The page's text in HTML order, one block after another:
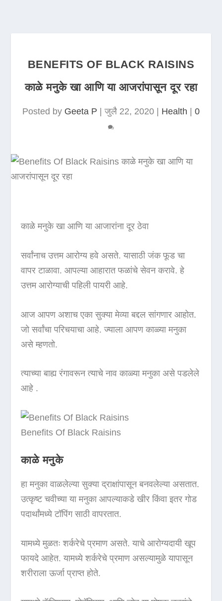
BENEFITS OF BLACK RAISINS
काळे मनुके खा आणि या आजरांपासून दूर रहा
Posted by Geeta P |जुलै 22, 2020 Health 0
काळे मनुके खा आणि या आजारांना दूर ठेवा
सर्वांनाच उत्तम आरोग्य हवे असते. यासाठी जंक फूड चा
वापर टाळावा. आपल्या आहारात फळांचे सेवन करावे. हे
उत्तम आरोग्याची पहिली पायरी आहे.
आज आपण अशाच एका सुक्या मेव्या बद्दल सांगणार आहोत.
जो सर्वांचा परिचयाचा आहे. ज्याला आपण काळ्या मनुका
असे म्हणतो.
त्याच्या बाह्य रंगावरून त्याचे नाव काळ्या मनुका असे पडलेले
आहे .
Benefits Of Black Raisins
काळे मनुके
हा मनुका वाळलेल्या सुक्या द्राक्षांपासून बनवलेल्या असतात.
उत्कृष्ट चवीच्या या मनुका आपल्याकडे खीर किंवा इतर गोड
पदार्थांमध्ये टॉपिंग साठी वापरतात.
यामध्ये मुळतः शर्करेचे प्रमाण असते. याचे आरोग्यदायी खूप
फायदे आहेत. यामध्ये शर्करेचे प्रमाण असल्यामुळे यापासून
शरीराला ऊर्जा प्राप्त होते.